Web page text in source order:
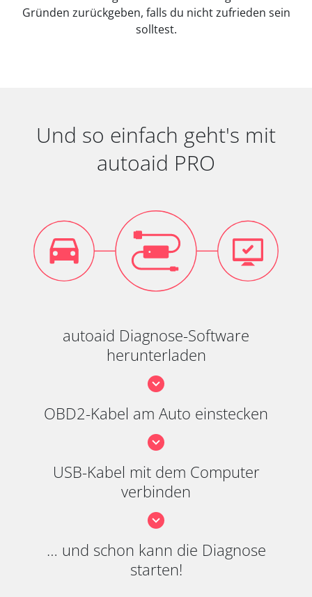
Gründen zurückgeben, falls du nicht zufrieden sein
solltest.
Und so einfach geht's mit
autoaid PRO
autoaid Diagnose-Software
herunterladen
OBD2-Kabel am Auto einstecken
USB-Kabel mit dem Computer
verbinden
… und schon kann die Diagnose
starten!